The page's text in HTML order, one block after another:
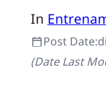
In
Post Date:
(Date Last